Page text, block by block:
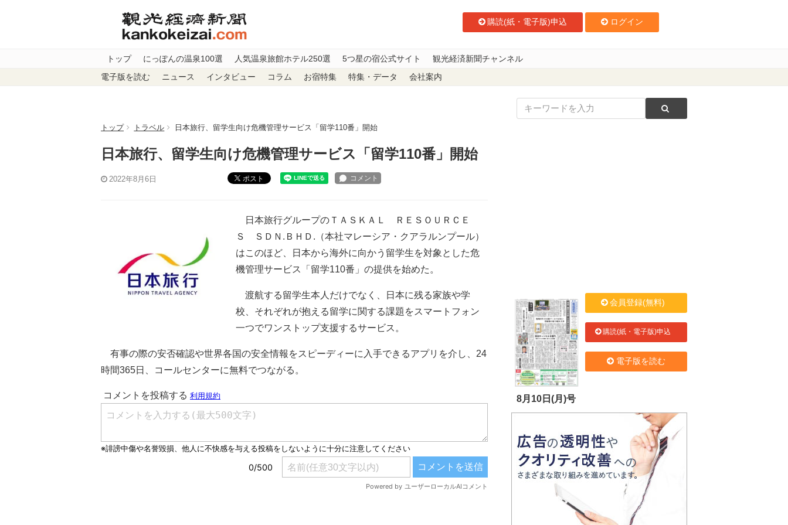
購読(紙・電子版)申込 ログイン
トップ にっぽんの温泉100選 人気温泉旅館ホテル250選 5つ星の宿公式サイト 観光経済新聞チャンネル
電子版を読む ニュース インタビュー コラム お宿特集 特集・データ 会社案内
トップ トラベル 日本旅行、留学生向け危機管理サービス「留学110番」開始
日本旅行、留学生向け危機管理サービス「留学110番」開始
2022年8月6日 ポスト
日本旅行グループのＴＡＳＫＡＬ ＲＥＳＯＵＲＣＥ
Ｓ ＳＤＮ.ＢＨＤ.（本社マレーシア・クアラルンプール）
はこのほど、日本から海外に向かう留学生を対象とした危
機管理サービス「留学110番」の提供を始めた。
渡航する留学生本人だけでなく、日本に残る家族や学
校、それぞれが抱える留学に関する課題をスマートフォン
一つでワンストップ支援するサービス。
有事の際の安否確認や世界各国の安全情報をスピーディーに入手できるアプリを介し、24
時間365日、コールセンターに無料でつながる。
8月10日(月)号
会員登録(無料)
購読(紙・電子版)申込
電子版を読む